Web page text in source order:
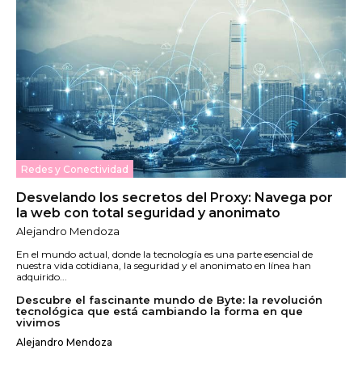
Redes y Conectividad
Desvelando los secretos del Proxy: Navega por
la web con total seguridad y anonimato
Alejandro Mendoza
En el mundo actual, donde la tecnología es una parte esencial de
nuestra vida cotidiana, la seguridad y el anonimato en línea han
adquirido...
Descubre el fascinante mundo de Byte: la revolución
tecnológica que está cambiando la forma en que
vivimos
Alejandro Mendoza